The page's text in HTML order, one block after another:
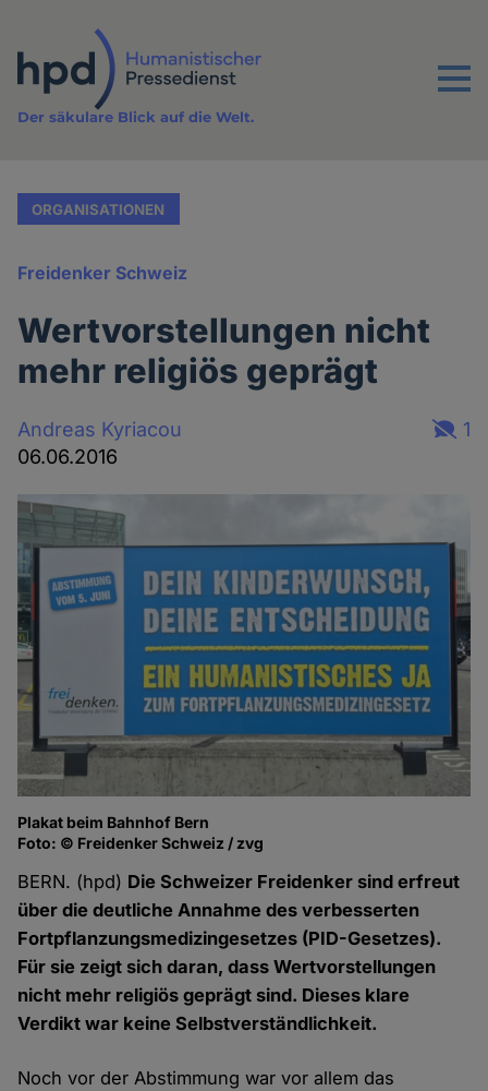
Inhalt
Menu
Der säkulare Blick auf die Welt.
ORGANISATIONEN
Freidenker Schweiz
Wertvorstellungen nicht
mehr religiös geprägt
Andreas Kyriacou
06.06.2016
1
Plakat beim Bahnhof Bern
Foto: © Freidenker Schweiz / zvg
BERN. (hpd) Die Schweizer Freidenker sind erfreut
über die deutliche Annahme des verbesserten
Fortpflanzungsmedizingesetzes (PID-Gesetzes).
Für sie zeigt sich daran, dass Wertvorstellungen
nicht mehr religiös geprägt sind. Dieses klare
Verdikt war keine Selbstverständlichkeit.
Noch vor der Abstimmung war vor allem das